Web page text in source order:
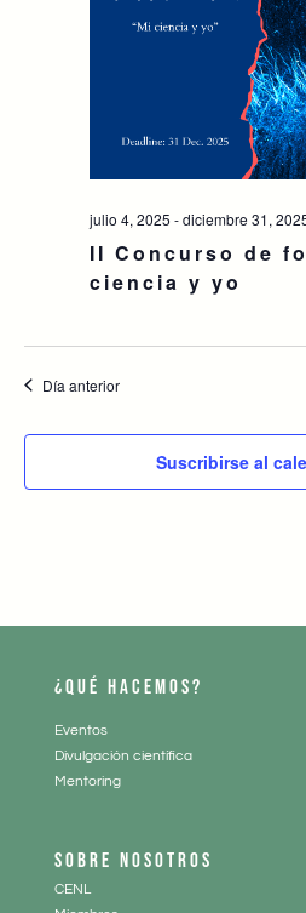
julio 4, 2025 -diciembre 31,
II Concurso de
ciencia y yo
Día anterior
Suscribirse al
¿QUÉ HACEMOS?
Eventos
Divulgación científica
Mentoring
SOBRE NOSOTROS
CENL